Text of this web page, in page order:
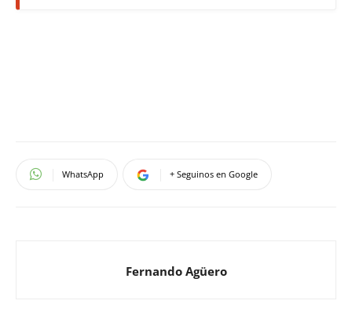
WhatsApp + Seguinos en Google
Fernando Agüero